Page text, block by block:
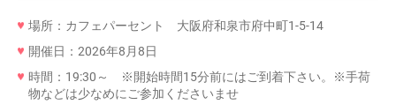
場所：カフェパーセント 大阪府和泉市府中町1-5-14
開催日：2026年8月8日
時間：19:30～ ※開始時間15分前にはご到着下さい。※手荷
物などは少なめにご参加くださいませ